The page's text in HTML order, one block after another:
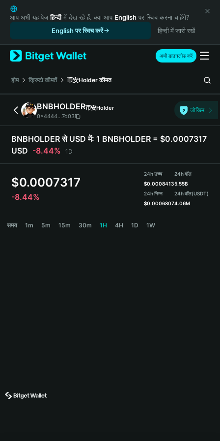
English
日本語
Русский
Español (Latinoamérica)
Türkçe
Italiano
Deutsch
简体中文
繁體中文
Português (Portugal)
Bahasa Indonesia
Español
आप अभी यह पेजहिन्दीमें देख रहे हैं. क्या आप English पर स्विच करना चाहेंगे?
English पर स्विच करें
हिन्दी में जारी रखें
अभी डाउनलोड करें
होम क्रिप्टो कीमतें 币安Holder कीमत
BNBHOLDER币安Holder
0x4444...7d03
जोखिम
BNBHOLDER से USD में: 1 BNBHOLDER = $0.0007317
USD -8.44% 1D
$0.0007317
-8.44%
24h उच्च
$0.0008413
24h निम्न
$0.0006807
24h वॉल
5.55B
24h वॉल(USDT)
4.06M
समय 1m 5m 15m 30m 1H 4H 1D 1W